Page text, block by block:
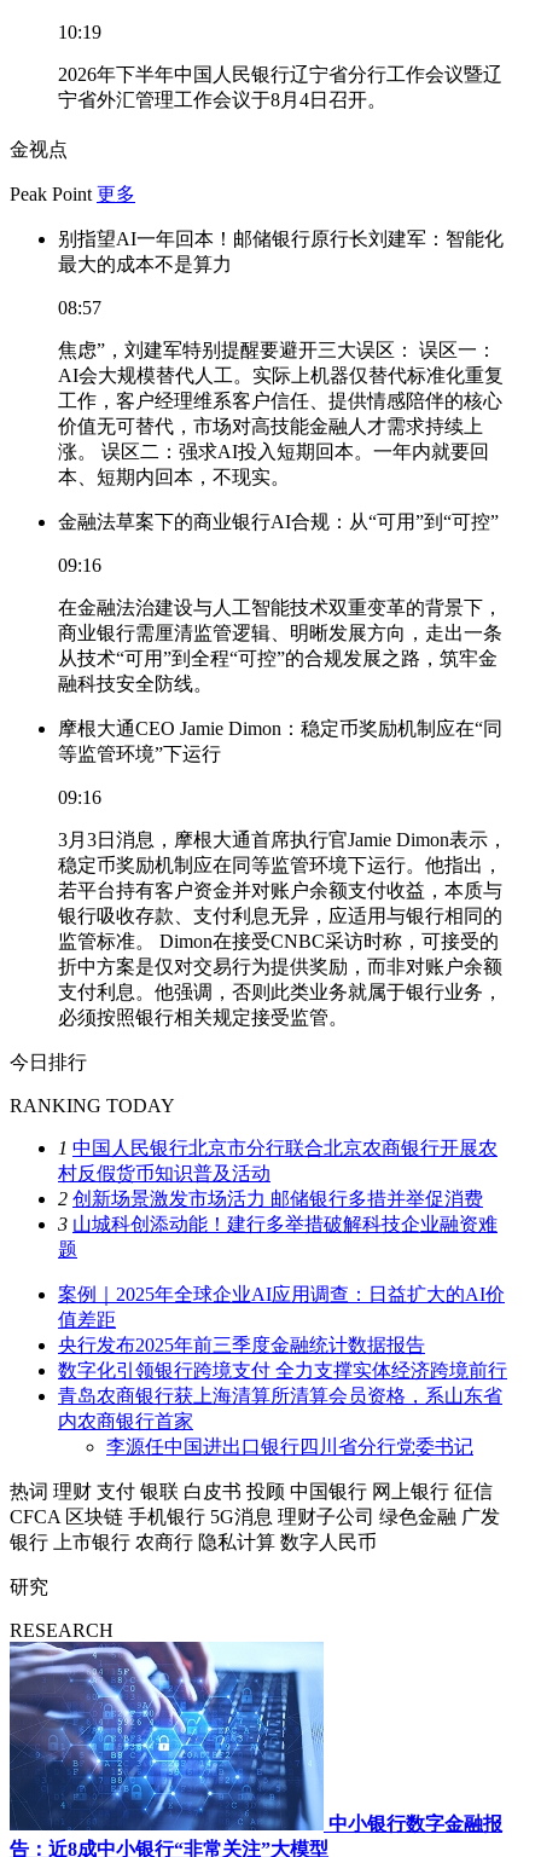
10:19
2026年下半年中国人民银行辽宁省分行工作会议暨辽
宁省外汇管理工作会议于8月4日召开。
金视点
Peak Point 更多
别指望AI一年回本！邮储银行原行长刘建军：智能化
最大的成本不是算力
08:57
焦虑”，刘建军特别提醒要避开三大误区： 误区一：
AI会大规模替代人工。实际上机器仅替代标准化重复
工作，客户经理维系客户信任、提供情感陪伴的核心
价值无可替代，市场对高技能金融人才需求持续上
涨。 误区二：强求AI投入短期回本。一年内就要回
本、短期内回本，不现实。
金融法草案下的商业银行AI合规：从“可用”到“可控”
09:16
在金融法治建设与人工智能技术双重变革的背景下，
商业银行需厘清监管逻辑、明晰发展方向，走出一条
从技术“可用”到全程“可控”的合规发展之路，筑牢金
融科技安全防线。
摩根大通CEO Jamie Dimon：稳定币奖励机制应在“同
等监管环境”下运行
09:16
3月3日消息，摩根大通首席执行官Jamie Dimon表示，
稳定币奖励机制应在同等监管环境下运行。他指出，
若平台持有客户资金并对账户余额支付收益，本质与
银行吸收存款、支付利息无异，应适用与银行相同的
监管标准。 Dimon在接受CNBC采访时称，可接受的
折中方案是仅对交易行为提供奖励，而非对账户余额
支付利息。他强调，否则此类业务就属于银行业务，
必须按照银行相关规定接受监管。
今日排行
RANKING TODAY
1 中国人民银行北京市分行联合北京农商银行开展农
村反假货币知识普及活动
2 创新场景激发市场活力 邮储银行多措并举促消费
3 山城科创添动能！建行多举措破解科技企业融资难
题
案例｜2025年全球企业AI应用调查：日益扩大的AI价
值差距
央行发布2025年前三季度金融统计数据报告
数字化引领银行跨境支付 全力支撑实体经济跨境前行
青岛农商银行获上海清算所清算会员资格，系山东省
内农商银行首家
李源任中国进出口银行四川省分行党委书记
热词 理财 支付 银联 白皮书 投顾 中国银行 网上银行 征信
CFCA 区块链 手机银行 5G消息 理财子公司 绿色金融 广发
银行
上市银行 农商行 隐私计算 数字人民币
研究
RESEARCH
中小银行数字金融报
告：近8成中小银行“非常关注”大模型